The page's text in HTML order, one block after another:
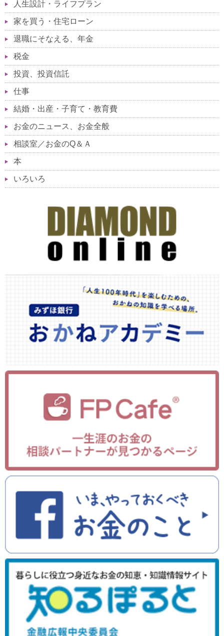
人生設計・ライフプラン
家を買う・住宅ローン
退職にそなえる、年金
税金
投資、投資信託
仕事
結婚・出産・子育て・教育費
お金のニュース、お金全般
相談室／お金のQ＆Ａ
本
いろいろ